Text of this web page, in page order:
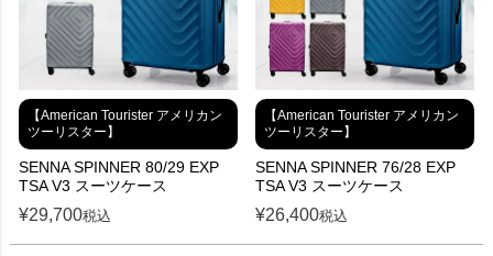
【American Tourister アメリカン
ツーリスター】
SENNA SPINNER 80/29 EXP
TSA V3 スーツケース
¥29,700税込
【American Tourister アメリカン
ツーリスター】
SENNA SPINNER 76/28 EXP
TSA V3 スーツケース
¥26,400税込